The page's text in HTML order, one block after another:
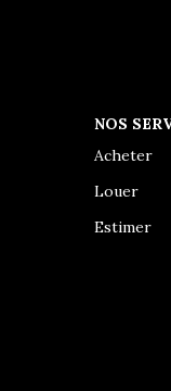
NOS
Acheter
Louer
Estimer